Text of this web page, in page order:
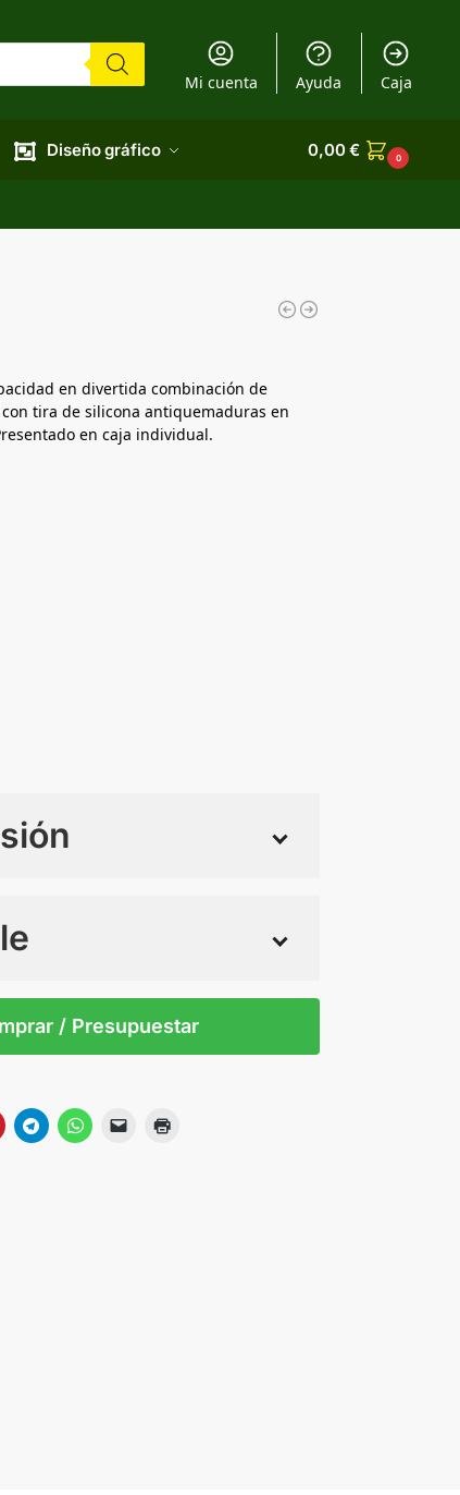
Mi cuenta Ayuda Caja
Diseño gráfico 0,00€ 0
en divertida combinación de
tira de silicona antiquemaduras en
en caja individual.
/ Presupuestar